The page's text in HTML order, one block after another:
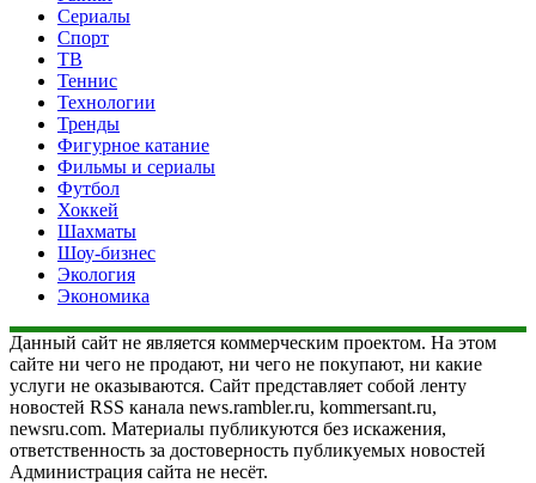
Сериалы
Спорт
ТВ
Теннис
Технологии
Тренды
Фигурное катание
Фильмы и сериалы
Футбол
Хоккей
Шахматы
Шоу-бизнес
Экология
Экономика
Данный сайт не является коммерческим проектом. На этом
сайте ни чего не продают, ни чего не покупают, ни какие
услуги не оказываются. Сайт представляет собой ленту
новостей RSS канала news.rambler.ru, kommersant.ru,
newsru.com. Материалы публикуются без искажения,
ответственность за достоверность публикуемых новостей
Администрация сайта не несёт.